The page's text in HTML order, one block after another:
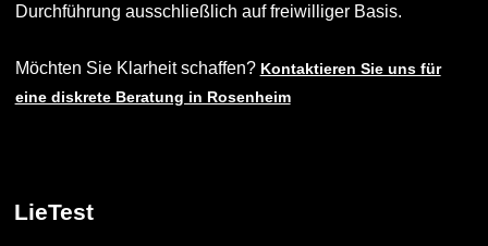
Durchführung ausschließlich auf freiwilliger Basis.
Möchten Sie Klarheit schaffen? Kontaktieren Sie uns für
eine diskrete Beratung in Rosenheim
LieTest